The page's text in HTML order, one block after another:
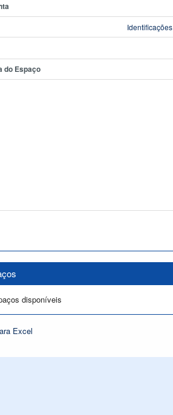
Identificações
do Espaço
disponíveis
Excel